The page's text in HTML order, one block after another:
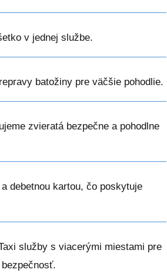
v jednej službe.
batožiny pre väčšie pohodlie.
zvieratá bezpečne a pohodlne
debetnou kartou, čo poskytuje
služby s viacerými miestami pre